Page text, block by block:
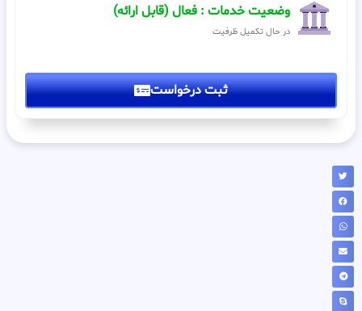
وضعیت خدمات : فعال (قابل ارائه)
در حال تکمیل ظرفیت
ثبت درخواست